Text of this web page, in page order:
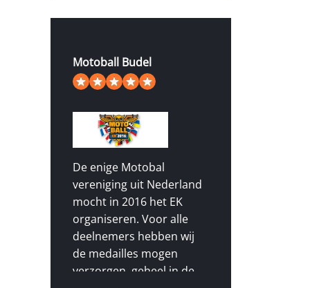
Motoball Budel
De enige Motobal
vereniging uit Nederland
mocht in 2016 het EK
organiseren. Voor alle
deelnemers hebben wij
de medailles mogen
verzorgen, geheel in de